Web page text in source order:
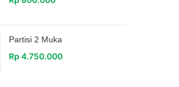
Partisi 2 Muka
Rp 4.750.000